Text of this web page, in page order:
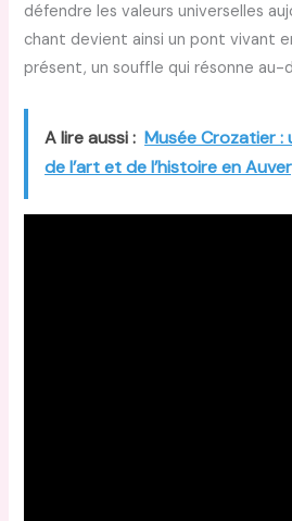
défendre les valeurs universelles
chant devient ainsi un pont vivant
présent, un souffle qui résonne au-
A lire aussi : Musée Crozatier :
de l’art et de l’histoire en